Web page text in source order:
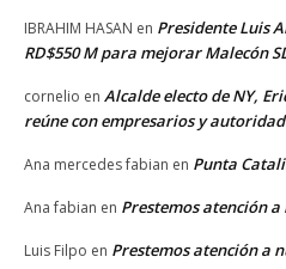
IBRAHIM HASAN en Presidente Luis
RD$550 M para mejorar Malecón
cornelio en Alcalde electo de NY,
reúne con empresarios y
Ana mercedes fabian en Punta
Ana fabian en Prestemos atención
Luis Filpo en Prestemos atención a